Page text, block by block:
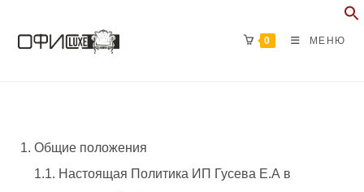
0 МЕНЮ
Общие положения
1.1. Настоящая Политика ИП Гусева Е.А в